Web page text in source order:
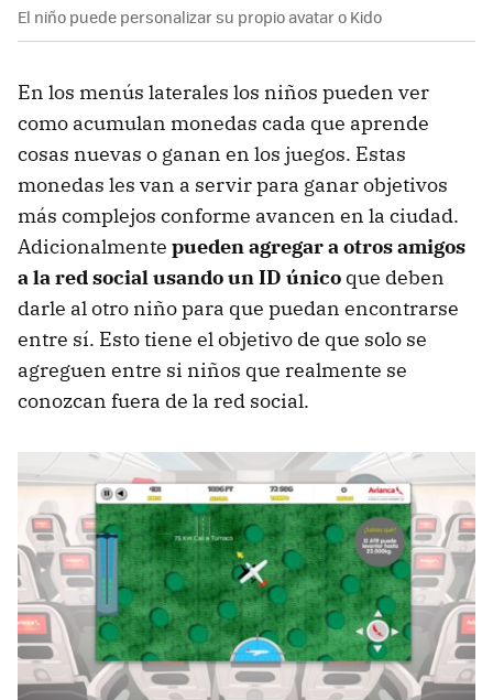
El niño puede personalizar su propio avatar o Kido
En los menús laterales los niños pueden ver
como acumulan monedas cada que aprende
cosas nuevas o ganan en los juegos. Estas
monedas les van a servir para ganar objetivos
más complejos conforme avancen en la ciudad.
Adicionalmente pueden agregar a otros amigos
a la red social usando un ID único que deben
darle al otro niño para que puedan encontrarse
entre sí. Esto tiene el objetivo de que solo se
agreguen entre si niños que realmente se
conozcan fuera de la red social.